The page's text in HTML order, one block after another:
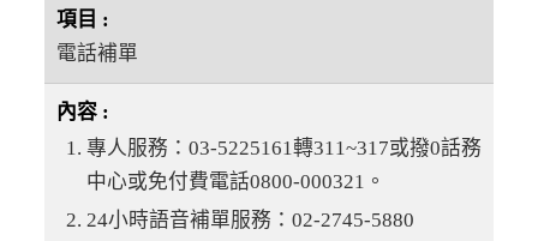
電話補單
專人服務：03-5225161轉311~317或撥0話務
中心或免付費電話0800-000321。
24小時語音補單服務：02-2745-5880